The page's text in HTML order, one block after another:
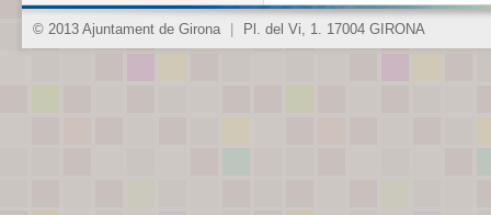
© 2013 Ajuntament de Girona Pl. del Vi, 1. 17004 GIRONA